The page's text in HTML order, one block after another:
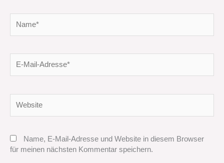
Mail-
Name, E-Mail-Adresse und Website in diesem Browser
für meinen nächsten Kommentar speichern.